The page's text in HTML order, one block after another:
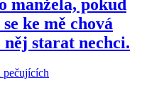
manžela, pokud
ke mě chová
něj starat nechci.
pečujících